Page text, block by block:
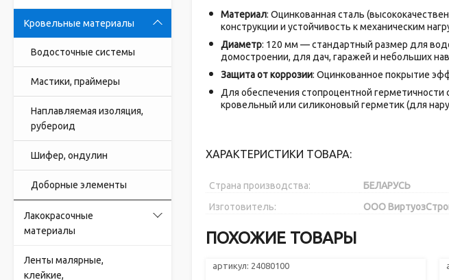
Кровельные материалы
Водосточные системы
Мастики, праймеры
Наплавляемая изоляция,
рубероид
Шифер, ондулин
Доборные элементы
Лакокрасочные
материалы
Ленты малярные,
клейкие,
Материал: Оцинкованная сталь
конструкции и устойчивость к механическим
Диаметр: 120 мм — стандартный размер для
домостроении, для дач, гаражей и небольших
Защита от коррозии: Оцинкованное покрытие
Для обеспечения стопроцентной
кровельный или силиконовый герметик (для
ХАРАКТЕРИСТИКИ ТОВАРА:
Страна производства:
БЕЛАРУСЬ
Изготовитель:
ООО
ПОХОЖИЕ ТОВАРЫ
артикул: 24080100